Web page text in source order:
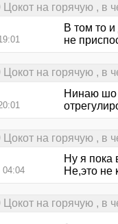
на горячую , в
В том то и
не
на горячую , в
Нинаю шо
на горячую , в
04:04
Ну я пока
Не,это не
на горячую , в